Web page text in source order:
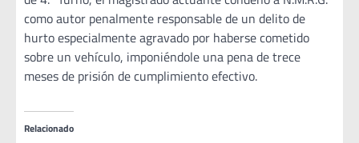
como autor penalmente responsable de un delito de
hurto especialmente agravado por haberse cometido
sobre un vehículo, imponiéndole una pena de trece
meses de prisión de cumplimiento efectivo.
Relacionado